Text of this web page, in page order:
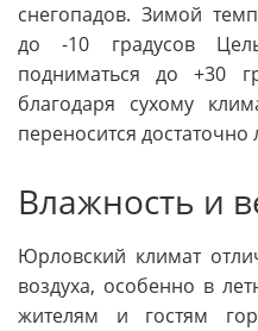
снегопадов. Зимой
до -10 градусов
подниматься до +30
благодаря сухому
переносится достаточно
Влажность и
Юрловский климат
воздуха, особенно в
жителям и гостям